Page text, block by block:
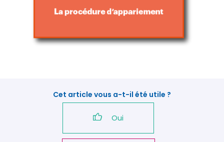
Cet article vous a-t-il été utile ?
Oui